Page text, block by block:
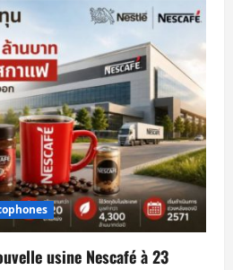
usine Nescafé à 23